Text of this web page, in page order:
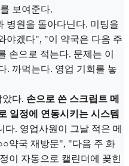
보여준다.
병원을 돌아다닌다. 미팅을
야겠다", "이 약국은 다음 주
손으로 적는다. 문제는 이
. 까먹는다. 영업 기회를 놓
다. 손으로 쓴 스크립트 메
일정에 연동시키는 시스템
. 영업사원이 그날 적은 메
약국 재방문", "다음 주 화
이 자동으로 캘린더에 꽂힌